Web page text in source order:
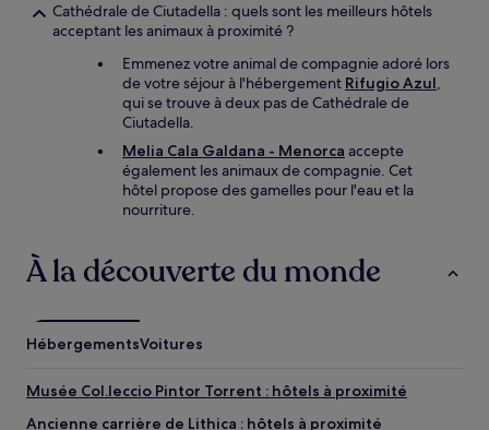
Cathédrale de Ciutadella : quels sont les meilleurs hôtels
acceptant les animaux à proximité ?
Emmenez votre animal de compagnie adoré lors
de votre séjour à l'hébergement Rifugio Azul,
qui se trouve à deux pas de Cathédrale de
Ciutadella.
Melia Cala Galdana - Menorca accepte
également les animaux de compagnie. Cet
hôtel propose des gamelles pour l'eau et la
nourriture.
À la découverte du monde
HébergementsVoitures
Musée Col.leccio Pintor Torrent : hôtels à proximité
Ancienne carrière de Lithica : hôtels à proximité